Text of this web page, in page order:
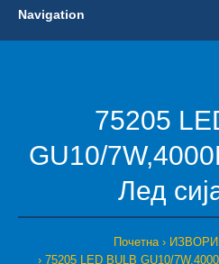
Navigation
75205
GU10/
Лед
Почетна
75205 LED BULB GU10/